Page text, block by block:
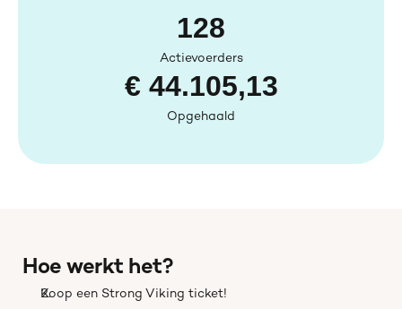
128
Actievoerders
€ 44.105,13
Opgehaald
Hoe werkt het?
Koop een Strong Viking ticket!